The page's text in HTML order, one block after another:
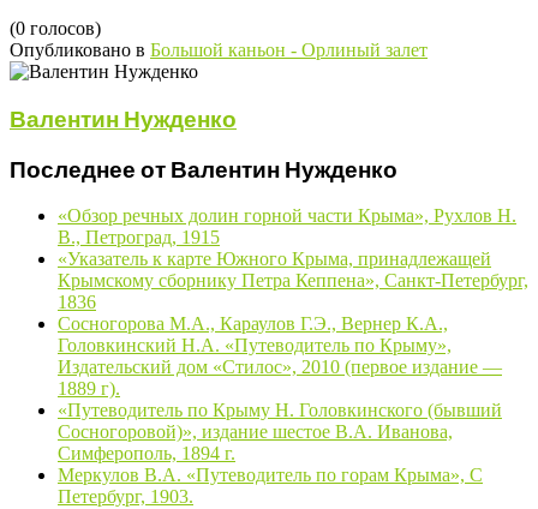
(0 голосов)
Опубликовано в Большой каньон - Орлиный залет
Валентин Нужденко
Последнее от Валентин Нужденко
«Обзор речных долин горной части Крыма», Рухлов Н.
В., Петроград, 1915
«Указатель к карте Южного Крыма, принадлежащей
Крымскому сборнику Петра Кеппена», Санкт-Петербург,
1836
Сосногорова М.А., Караулов Г.Э., Вернер К.А.,
Головкинский Н.А. «Путеводитель по Крыму»,
Издательский дом «Стилос», 2010 (первое издание —
1889 г).
«Путеводитель по Крыму Н. Головкинского (бывший
Сосногоровой)», издание шестое В.А. Иванова,
Симферополь, 1894 г.
Меркулов В.А. «Путеводитель по горам Крыма», С
Петербург, 1903.